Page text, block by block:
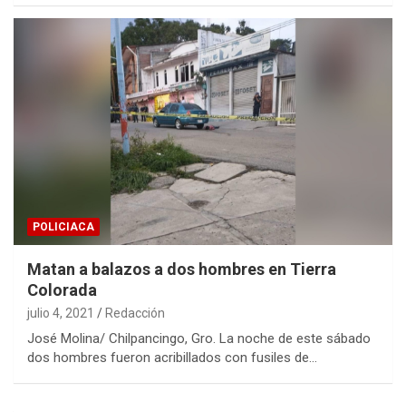
POLICIACA
Matan a balazos a dos hombres en Tierra
Colorada
julio 4, 2021 Redacción
José Molina/ Chilpancingo, Gro. La noche de este sábado
dos hombres fueron acribillados con fusiles de…